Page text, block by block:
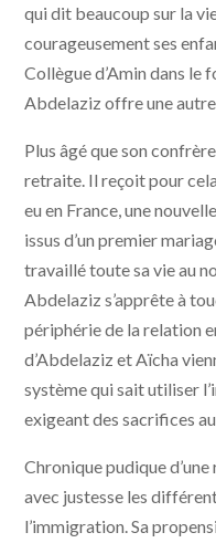
qui dit beaucoup sur la
courageusement ses
Collègue d’Amin dans
Abdelaziz offre une
Plus âgé que son
retraite. Il reçoit pour cela
eu en France, une
issus d’un premier
travaillé toute sa vie au
Abdelaziz s’apprête à
périphérie de la relation
d’Abdelaziz et Aïcha
système qui sait utiliser
exigeant des sacrifices
Chronique pudique
avec justesse les
l’immigration. Sa